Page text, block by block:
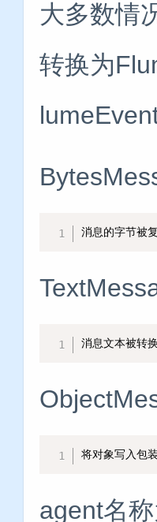
大多数情
转换为
lumeEvent
消息的字节被
消息文本被转
将对象写入包
agent名称